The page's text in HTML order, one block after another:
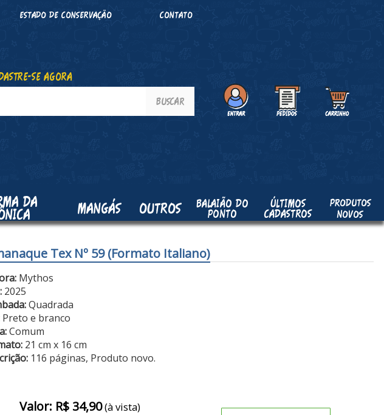
ESTADO DE CONSERVAÇÃO CONTATO
SE AGORA
DA MANGÁS OUTROS BALAIÃO DO
PONTO
ÚLTIMOS
CADASTROS
PRODUTOS
NOVOS
Tex Nº 59 (Formato Italiano)
Mythos
2025
Quadrada
Preto e branco
Comum
21 cm x 16 cm
116 páginas, Produto novo.
Valor: R$ 34,90(à vista)